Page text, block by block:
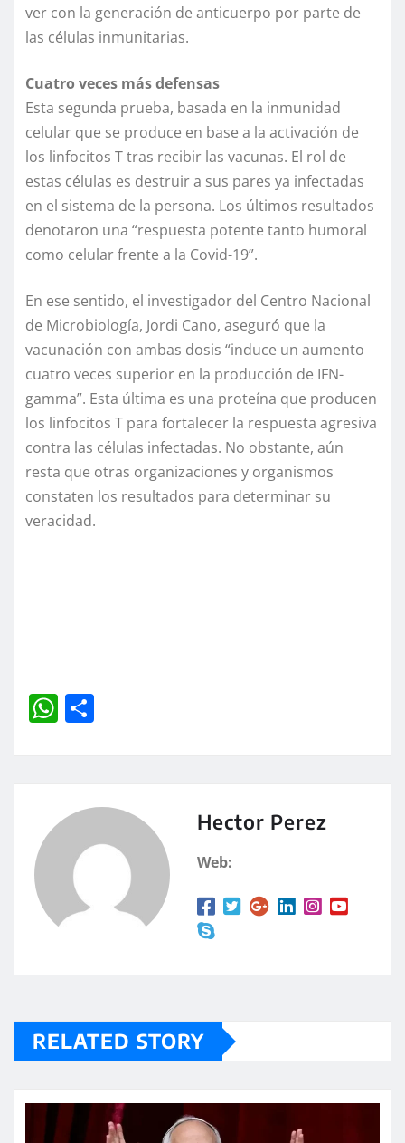
ver con la generación de anticuerpo por parte de
las células inmunitarias.
Cuatro veces más defensas
Esta segunda prueba, basada en la inmunidad
celular que se produce en base a la activación de
los linfocitos T tras recibir las vacunas. El rol de
estas células es destruir a sus pares ya infectadas
en el sistema de la persona. Los últimos resultados
denotaron una “respuesta potente tanto humoral
como celular frente a la Covid-19”.
En ese sentido, el investigador del Centro Nacional
de Microbiología, Jordi Cano, aseguró que la
vacunación con ambas dosis “induce un aumento
cuatro veces superior en la producción de IFN-
gamma”. Esta última es una proteína que producen
los linfocitos T para fortalecer la respuesta agresiva
contra las células infectadas. No obstante, aún
resta que otras organizaciones y organismos
constaten los resultados para determinar su
veracidad.
W
A
p
rt
Hector Perez
Web:
RELATED STORY